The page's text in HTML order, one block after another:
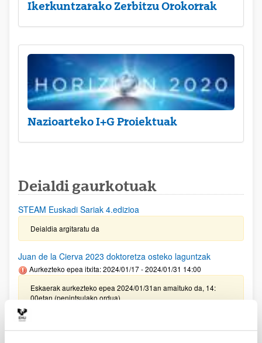
Ikerkuntzarako Zerbitzu Orokorrak
Nazioarteko I+G Proiektuak
Deialdi gaurkotuak
STEAM Euskadi Sariak 4.edizioa
Deialdia argitaratu da
Juan de la Cierva 2023 doktoretza osteko laguntzak
Aurkezteko epea itxita: 2024/01/17 - 2024/01/31 14:00
Eskaerak aurkezteko epea 2024/01/31an amaituko da, 14:
00etan (penintsulako ordua)
Oinarrizko ikerketako eta/edo ikerketa aplikatuko proiektuak